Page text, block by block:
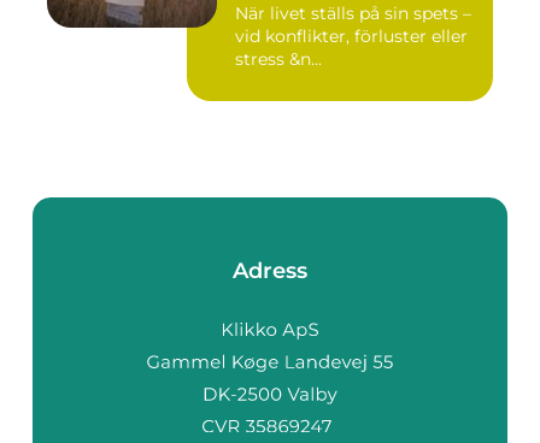
När livet ställs på sin spets –
vid konflikter, förluster eller
stress &n...
Adress